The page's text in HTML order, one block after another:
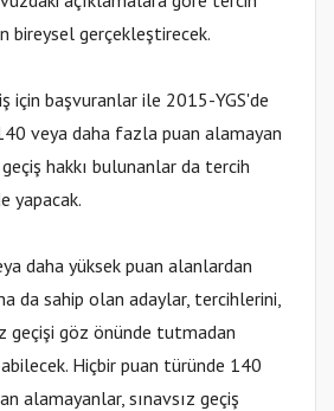
bireysel gerçekleştirecek.
için başvuranlar ile 2015-YGS'de
veya daha fazla puan alamayan
hakkı bulunanlar da tercih
yapacak.
daha yüksek puan alanlardan
da sahip olan adaylar, tercihlerini,
geçişi göz önünde tutmadan
Hiçbir puan türünde 140
alamayanlar, sınavsız geçiş